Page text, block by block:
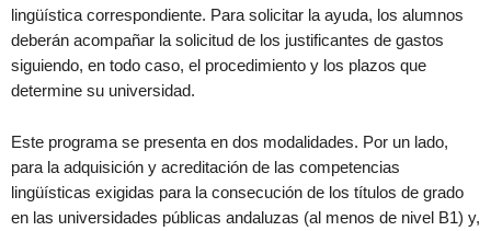
lingüística correspondiente. Para solicitar la ayuda, los alumnos
deberán acompañar la solicitud de los justificantes de gastos
siguiendo, en todo caso, el procedimiento y los plazos que
determine su universidad.
Este programa se presenta en dos modalidades. Por un lado,
para la adquisición y acreditación de las competencias
lingüísticas exigidas para la consecución de los títulos de grado
en las universidades públicas andaluzas (al menos de nivel B1) y,